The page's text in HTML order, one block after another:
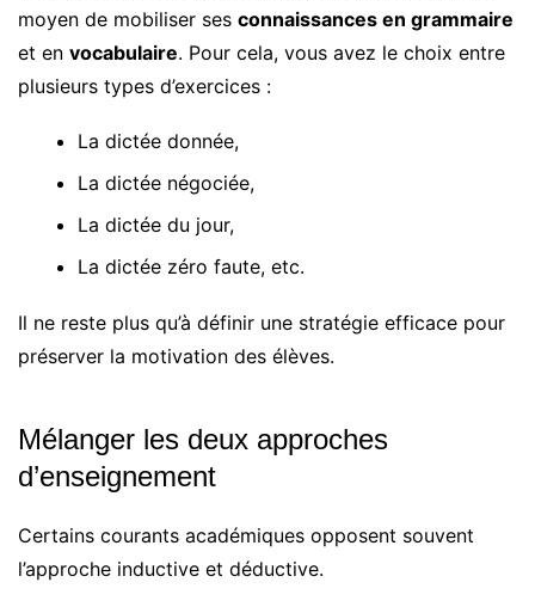
moyen de mobiliser ses connaissances en grammaire
et en vocabulaire. Pour cela, vous avez le choix entre
plusieurs types d’exercices :
La dictée donnée,
La dictée négociée,
La dictée du jour,
La dictée zéro faute, etc.
Il ne reste plus qu’à définir une stratégie efficace pour
préserver la motivation des élèves.
Mélanger les deux approches
d’enseignement
Certains courants académiques opposent souvent
l’approche inductive et déductive.